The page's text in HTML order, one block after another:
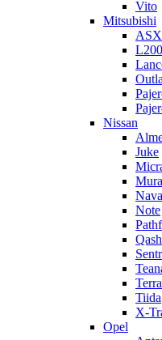
Vito
Mitsubishi
ASX
L200
Nissan
Juke
Note
Tiida
X-
Opel